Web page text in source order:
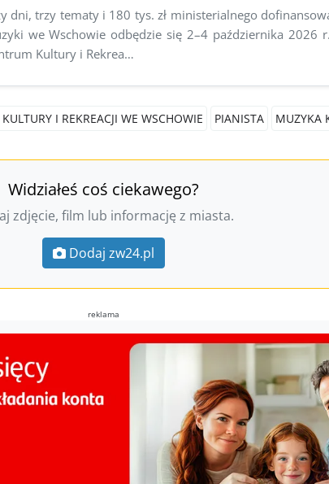
dni, trzy tematy i 180 tys. zł ministerialnego
we Wschowie odbędzie się 2–4 października 2026
Kultury i Rekrea…
I REKREACJI WE WSCHOWIE PIANISTA MUZYKA
Widziałeś coś ciekawego?
zdjęcie, film lub informację z miasta.
Dodaj zw24.pl
reklama